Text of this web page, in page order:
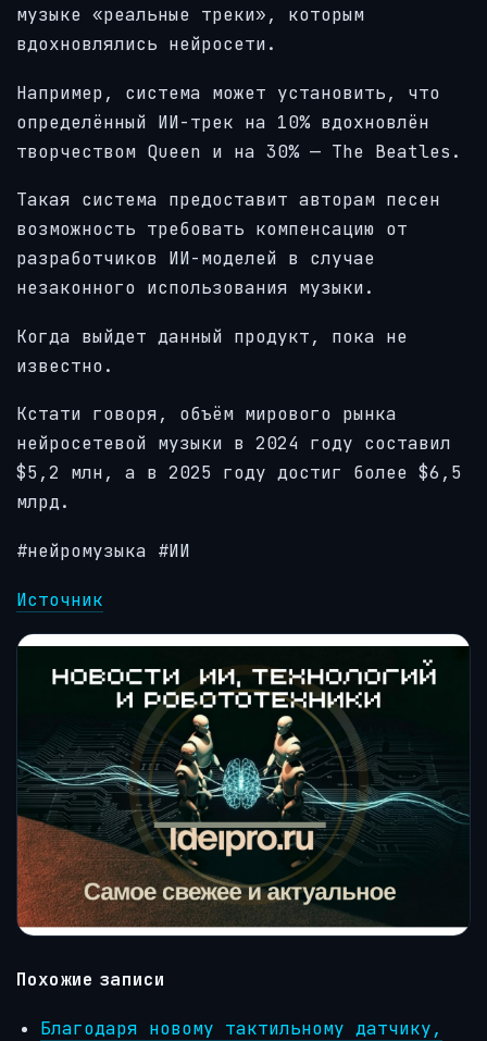
музыке «реальные треки», которым
вдохновлялись нейросети.
Например, система может установить, что
определённый ИИ-трек на 10% вдохновлён
творчеством Queen и на 30% — The Beatles.
Такая система предоставит авторам песен
возможность требовать компенсацию от
разработчиков ИИ-моделей в случае
незаконного использования музыки.
Когда выйдет данный продукт, пока не
известно.
Кстати говоря, объём мирового рынка
нейросетевой музыки в 2024 году составил
$5,2 млн, а в 2025 году достиг более $6,5
млрд.
#нейромузыка #ИИ
Источник
Похожие записи
Благодаря новому тактильному датчику,